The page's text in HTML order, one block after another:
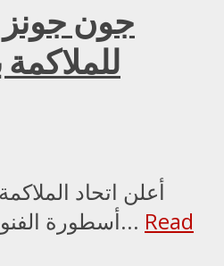
جون جونز
أعلن اتحاد
أسطورة الفنون القتالية المختلطة... Read